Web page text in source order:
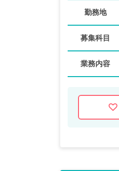
勤務地
募集科目
業務内容